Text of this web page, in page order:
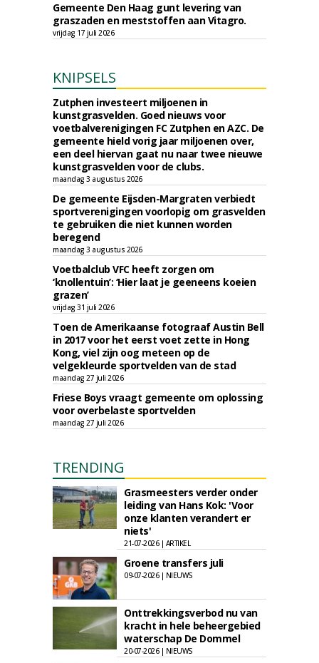
Gemeente Den Haag gunt levering van
graszaden en meststoffen aan Vitagro.
vrijdag 17 juli 2026
KNIPSELS
Zutphen investeert miljoenen in
kunstgrasvelden. Goed nieuws voor
voetbalverenigingen FC Zutphen en AZC. De
gemeente hield vorig jaar miljoenen over,
een deel hiervan gaat nu naar twee nieuwe
kunstgrasvelden voor de clubs.
maandag 3 augustus 2026
De gemeente Eijsden-Margraten verbiedt
sportverenigingen voorlopig om grasvelden
te gebruiken die niet kunnen worden
beregend
maandag 3 augustus 2026
Voetbalclub VFC heeft zorgen om
‘knollentuin’: ‘Hier laat je geeneens koeien
grazen’
vrijdag 31 juli 2026
Toen de Amerikaanse fotograaf Austin Bell
in 2017 voor het eerst voet zette in Hong
Kong, viel zijn oog meteen op de
velgekleurde sportvelden van de stad
maandag 27 juli 2026
Friese Boys vraagt gemeente om oplossing
voor overbelaste sportvelden
maandag 27 juli 2026
TRENDING
Grasmeesters verder onder
leiding van Hans Kok: 'Voor
onze klanten verandert er
niets'
21-07-2026 | ARTIKEL
Groene transfers juli
09-07-2026 | NIEUWS
Onttrekkingsverbod nu van
kracht in hele beheergebied
waterschap De Dommel
20-07-2026 | NIEUWS